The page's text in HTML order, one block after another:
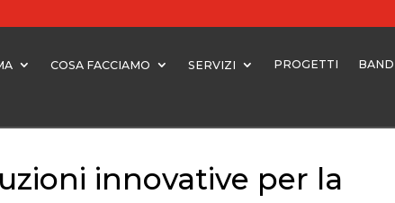
COSA FACCIAMO SERVIZI PROGETTI
innovative per la